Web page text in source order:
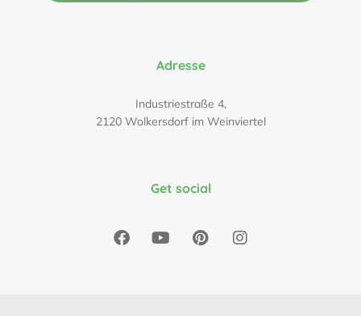
Adresse
Industriestraße 4,
2120 Wolkersdorf im Weinviertel
Get social